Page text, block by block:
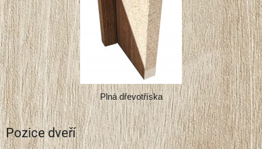
Plná dřevotříska
Pozice dveří